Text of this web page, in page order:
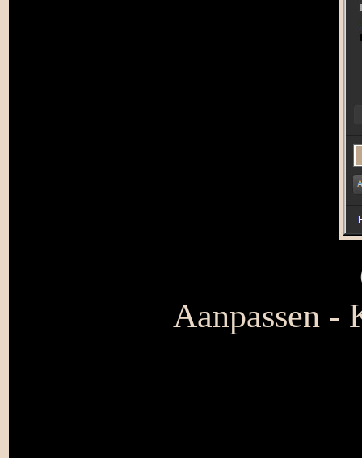
Aanpassen -